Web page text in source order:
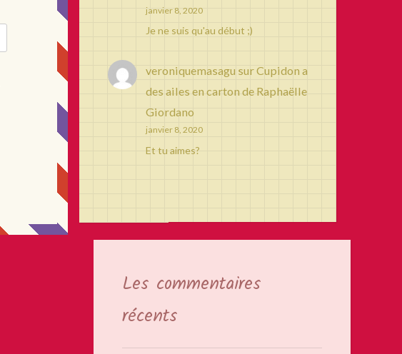
janvier 8, 2020
Je ne suis qu'au début ;)
veroniquemasagu surCupidon a
des ailes en carton de Raphaëlle
Giordano
janvier 8, 2020
Et tu aimes?
Les commentaires
récents